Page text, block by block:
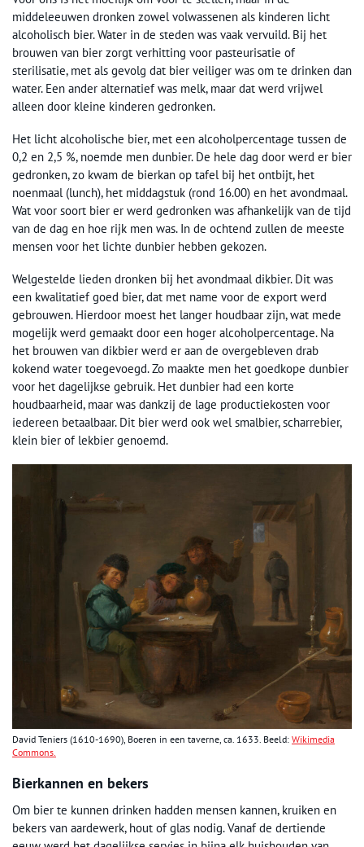
middeleeuwen dronken zowel volwassenen als kinderen licht
alcoholisch bier. Water in de steden was vaak vervuild. Bij het
brouwen van bier zorgt verhitting voor pasteurisatie of
sterilisatie, met als gevolg dat bier veiliger was om te drinken dan
water. Een ander alternatief was melk, maar dat werd vrijwel
alleen door kleine kinderen gedronken.
Het licht alcoholische bier, met een alcoholpercentage tussen de
0,2 en 2,5 %, noemde men dunbier. De hele dag door werd er bier
gedronken, zo kwam de bierkan op tafel bij het ontbijt, het
noenmaal (lunch), het middagstuk (rond 16.00) en het avondmaal.
Wat voor soort bier er werd gedronken was afhankelijk van de tijd
van de dag en hoe rijk men was. In de ochtend zullen de meeste
mensen voor het lichte dunbier hebben gekozen.
Welgestelde lieden dronken bij het avondmaal dikbier. Dit was
een kwalitatief goed bier, dat met name voor de export werd
gebrouwen. Hierdoor moest het langer houdbaar zijn, wat mede
mogelijk werd gemaakt door een hoger alcoholpercentage. Na
het brouwen van dikbier werd er aan de overgebleven drab
kokend water toegevoegd. Zo maakte men het goedkope dunbier
voor het dagelijkse gebruik. Het dunbier had een korte
houdbaarheid, maar was dankzij de lage productiekosten voor
iedereen betaalbaar. Dit bier werd ook wel smalbier, scharrebier,
klein bier of lekbier genoemd.
David Teniers (1610-1690), Boeren in een taverne, ca. 1633. Beeld: Wikimedia
Commons.
Bierkannen en bekers
Om bier te kunnen drinken hadden mensen kannen, kruiken en
bekers van aardewerk, hout of glas nodig. Vanaf de dertiende